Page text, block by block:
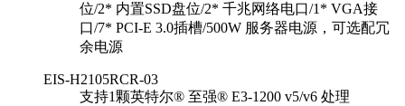
位/2* 内置SSD盘位/2* 千兆网络电口/1* VGA接
口/7* PCI-E 3.0插槽/500W 服务器电源，可选配冗
余电源
EIS-H2105RCR-03
支持1颗英特尔® 至强® E3-1200 v5/v6 处理